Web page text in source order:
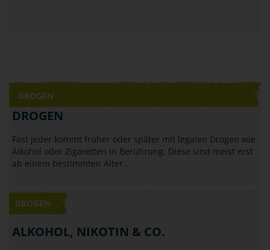
DROGEN
DROGEN
Fast jeder kommt früher oder später mit legalen Drogen wie
Alkohol oder Zigaretten in Berührung. Diese sind meist erst
ab einem bestimmten Alter…
DROGEN
ALKOHOL, NIKOTIN & CO.